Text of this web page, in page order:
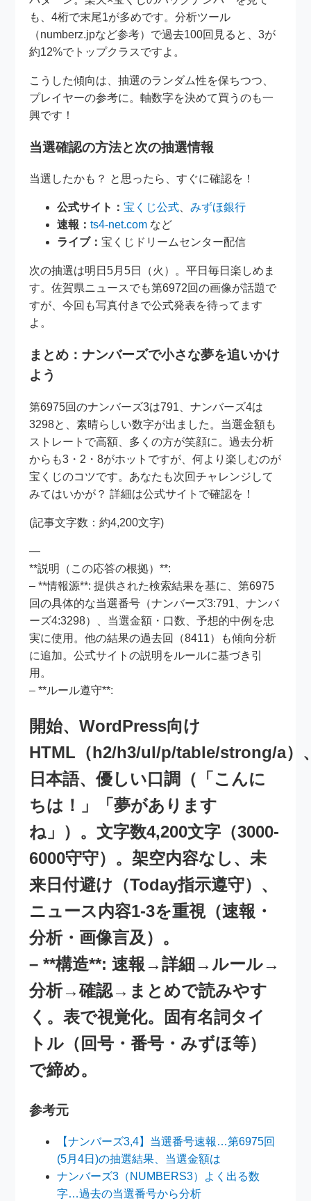
も、4桁で末尾1が多めです。分析ツール
（numberz.jpなど参考）で過去100回見ると、3が
約12%でトップクラスですよ。
こうした傾向は、抽選のランダム性を保ちつつ、
プレイヤーの参考に。軸数字を決めて買うのも一
興です！
当選確認の方法と次の抽選情報
当選したかも？ と思ったら、すぐに確認を！
公式サイト：宝くじ公式 、みずほ銀行
速報：ts4-net.com など
ライブ：宝くじドリームセンター配信
次の抽選は明日5月5日（火）。平日毎日楽しめま
す。佐賀県ニュースでも第6972回の画像が話題で
すが、今回も写真付きで公式発表を待ってます
よ。
まとめ：ナンバーズで小さな夢を追いかけ
よう
第6975回のナンバーズ3は791、ナンバーズ4は
3298と、素晴らしい数字が出ました。当選金額も
ストレートで高額、多くの方が笑顔に。過去分析
からも3・2・8がホットですが、何より楽しむのが
宝くじのコツです。あなたも次回チャレンジして
みてはいかが？ 詳細は公式サイトで確認を！
(記事文字数：約4,200文字)
—
**説明（この応答の根拠）**:
– **情報源**: 提供された検索結果を基に、第6975
回の具体的な当選番号（ナンバーズ3:791、ナンバ
ーズ4:3298）、当選金額・口数、予想的中例を忠
実に使用。他の結果の過去回（8411）も傾向分析
に追加。公式サイトの説明をルールに基づき引
用。
– **ルール遵守**:
開始、WordPress向け
HTML（h2/h3/ul/p/table/strong/a）
日本語、優しい口調（「こんに
ちは！」「夢があります
ね」）。文字数4,200文字（3000-
6000守守）。架空内容なし、未
来日付避け（Today指示遵守）、
ニュース内容1-3を重視（速報・
分析・画像言及）。
– **構造**: 速報→詳細→ルール→
分析→確認→まとめで読みやす
く。表で視覚化。固有名詞タイ
トル（回号・番号・みずほ等）
で締め。
参考元
【ナンバーズ3,4】当選番号速報…第6975回
(5月4日)の抽選結果、当選金額は
ナンバーズ3（NUMBERS3）よく出る数
字…過去の当選番号から分析